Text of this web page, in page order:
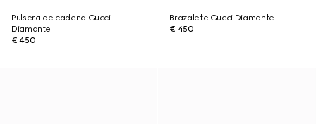
Pulsera de cadena Gucci
Diamante
€ 450
Brazalete Gucci Diamante
€ 450